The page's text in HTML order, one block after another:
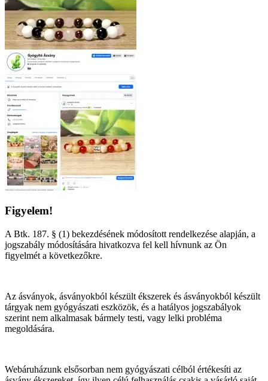
Figyelem!
A Btk. 187. § (1) bekezdésének módosított rendelkezése alapján, a
jogszabály módosítására hivatkozva fel kell hívnunk az Ön
figyelmét a következőkre.
Az ásványok, ásványokból készült ékszerek és ásványokból készült
tárgyak nem gyógyászati eszközök, és a hatályos jogszabályok
szerint nem alkalmasak bármely testi, vagy lelki probléma
megoldására.
Webáruházunk elsősorban nem gyógyászati célból értékesíti az